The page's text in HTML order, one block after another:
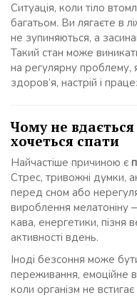
Ситуація, коли тіло
багатьом. Ви лягаєте в
не зупиняються, а
Такий стан може
на регулярну проблему,
здоров’я, настрій і
Чому не
хочеться спати
Найчастіше причиною є
Стрес, тривожні думки,
перед сном або
вироблення мелатоніну
кава, енергетики, пізня
активності вдень.
Іноді безсоння може
переживання, емоційне
коли організм не